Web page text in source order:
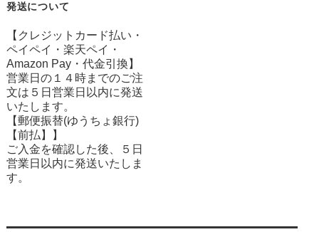
発送について
【クレジットカード払い・
ペイペイ・楽天ペイ・
Amazon Pay・ 代金引換】
営業日の１４時までのご注
文は５日営業日以内に発送
いたします。
【郵便振替(ゆうちょ銀行)
【前払】】
ご入金を確認した後、５日
営業日以内に発送いたしま
す。